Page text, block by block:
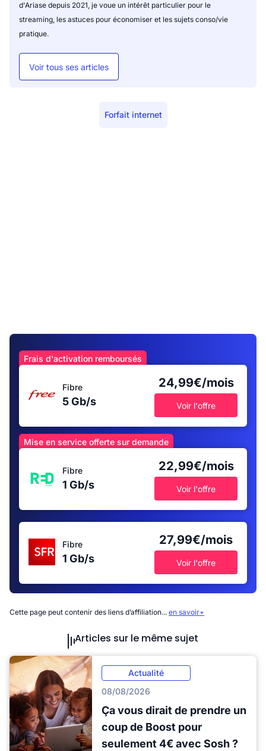
d'Ariase depuis 2021, je voue un intérêt particulier pour le
streaming, les astuces pour économiser et les sujets conso/vie
pratique.
Voir tous ses articles
Forfait internet
Frais d'activation remboursés
Fibre
5 Gb/s
24,99€/mois
Voir l'offre
Mise en service offerte sur demande
Fibre
1 Gb/s
22,99€/mois
Voir l'offre
Fibre
1 Gb/s
27,99€/mois
Voir l'offre
Cette page peut contenir des liens d’affiliation... en savoir+
Articles sur le même sujet
Actualité
08/08/2026
Ça vous dirait de prendre un
coup de Boost pour
seulement 4€ avec Sosh ?